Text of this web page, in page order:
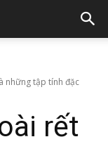
những tập tính đặc
rết